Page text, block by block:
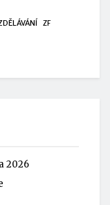
ZF
2026